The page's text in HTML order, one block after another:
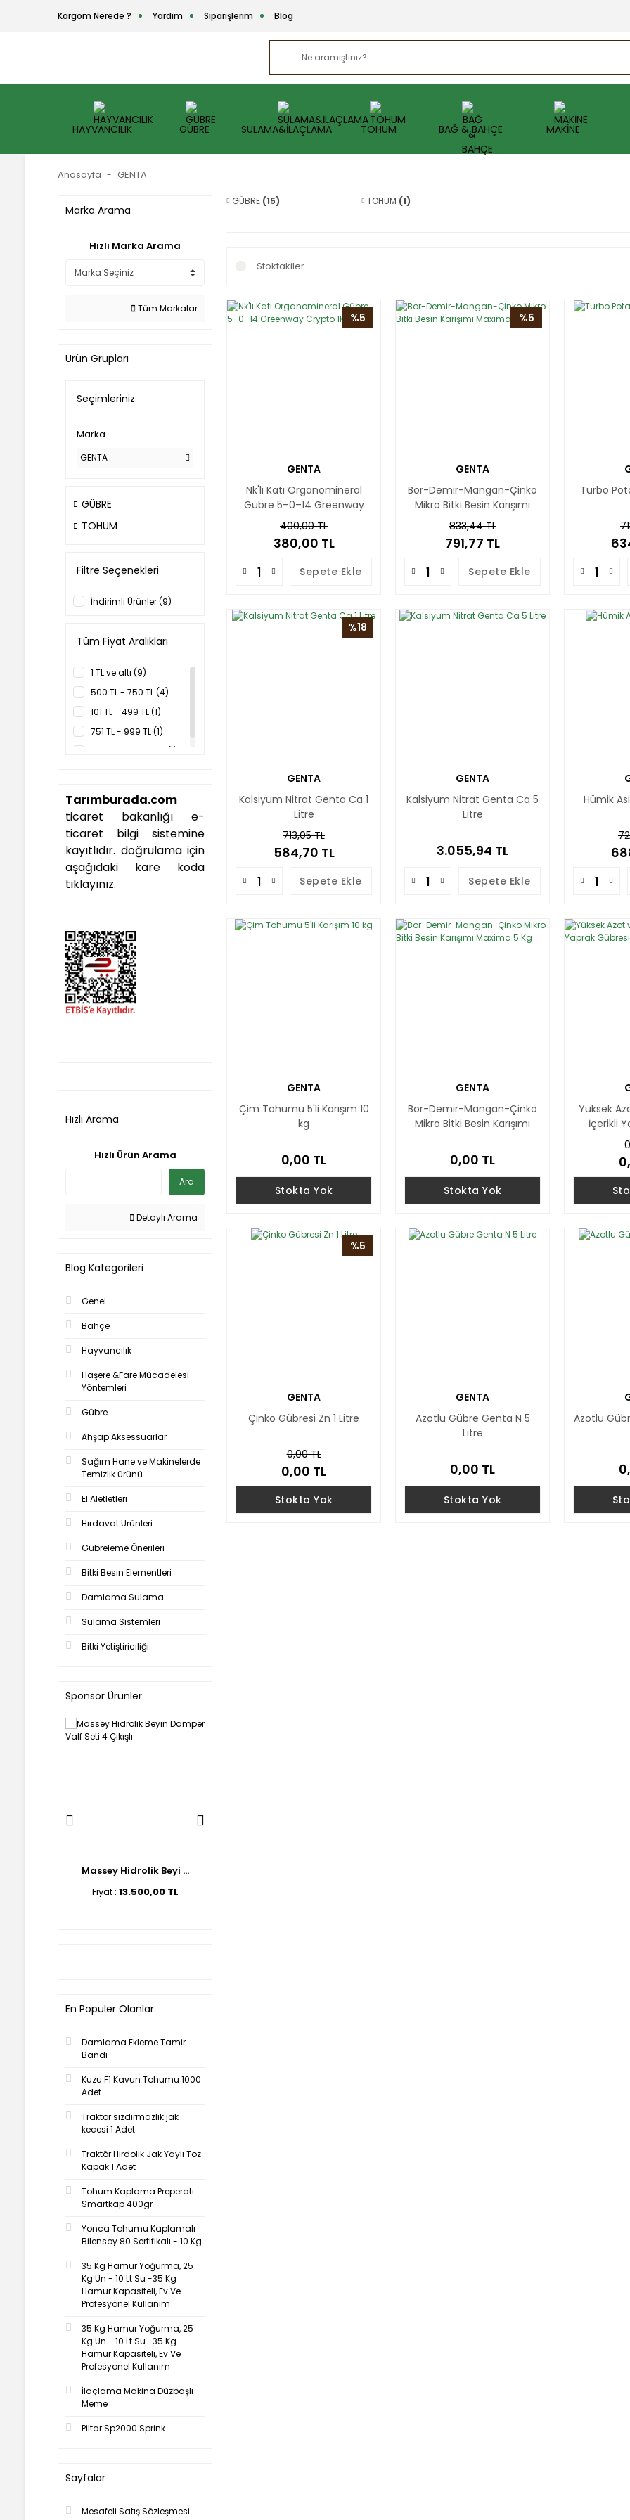
Kargom Nerede ? Yardım Siparişlerim Blog
HAYVANCILIK GÜBRE SULAMA&İLAÇLAMA TOHUM BAĞ & BAHÇE MAKİNE
Anasayfa GENTA
Marka Arama
Hızlı Marka Arama
Tüm Markalar
Ürün Grupları
Seçimleriniz
Marka
GENTA
GÜBRE
TOHUM
Filtre Seçenekleri
İndirimli Ürünler (9)
Tüm Fiyat Aralıkları
1 TL ve altı (9)
500 TL - 750 TL (4)
101 TL - 499 TL (1)
751 TL - 999 TL (1)
2500 TL - 5000 TL (1)
Tarımburada.com
ticaret bakanlığı e-
ticaret bilgi sistemine
kayıtlıdır. doğrulama için
aşağıdaki kare koda
tıklayınız.
Hızlı Arama
Hızlı Ürün Arama
Ara
Detaylı Arama
Blog Kategorileri
Genel
Bahçe
Hayvancılık
Haşere &Fare Mücadelesi
Yöntemleri
Gübre
Ahşap Aksessuarlar
Sağım Hane ve Makinelerde
Temizlik ürünü
El Aletletleri
Hırdavat Ürünleri
Gübreleme Önerileri
Bitki Besin Elementleri
Damlama Sulama
Sulama Sistemleri
Bitki Yetiştiriciliği
Sponsor Ürünler
Massey Hidrolik Beyi ...
Fiyat : 13.500,00 TL
En Populer Olanlar
Damlama Ekleme Tamir
Bandı
Kuzu F1 Kavun Tohumu 1000
Adet
Traktör sızdırmazlık jak
kecesi 1 Adet
Traktör Hirdolik Jak Yaylı Toz
Kapak 1 Adet
Tohum Kaplama Preperatı
Smartkap 400gr
Yonca Tohumu Kaplamalı
Bilensoy 80 Sertifikalı - 10 Kg
35 Kg Hamur Yoğurma, 25
Kg Un - 10 Lt Su -35 Kg
Hamur Kapasiteli, Ev Ve
Profesyonel Kullanım
35 Kg Hamur Yoğurma, 25
Kg Un - 10 Lt Su -35 Kg
Hamur Kapasiteli, Ev Ve
Profesyonel Kullanım
İlaçlama Makina Düzbaşlı
Meme
Piltar Sp2000 Sprink
Sayfalar
Mesafeli Satış Sözleşmesi
GÜBRE (15) TOHUM (1)
Stoktakiler
%5
GENTA
Nk'lı Katı Organomineral
Gübre 5–0–14 Greenway
Crypto 1Kg
400,00 TL
380,00 TL
Sepete Ekle
%5
GENTA
Bor-Demir-Mangan-Çinko
Mikro Bitki Besin Karışımı
Maxima 1Kg
833,44 TL
791,77 TL
Sepete Ekle
Turbo
%18
GENTA
Kalsiyum Nitrat Genta Ca 1
Litre
713,05 TL
584,70 TL
Sepete Ekle
GENTA
Kalsiyum Nitrat Genta Ca 5
Litre
3.055,94 TL
Sepete Ekle
Hümik
GENTA
Çim Tohumu 5'li Karışım 10
kg
0,00 TL
Stokta Yok
GENTA
Bor-Demir-Mangan-Çinko
Mikro Bitki Besin Karışımı
0,00 TL
Stokta Yok
Yüksek
İçerikli
%5
GENTA
Çinko Gübresi Zn 1 Litre
0,00 TL
0,00 TL
Stokta Yok
GENTA
Azotlu Gübre Genta N 5
Litre
0,00 TL
Stokta Yok
Azotlu